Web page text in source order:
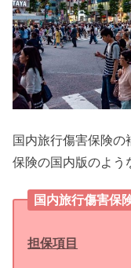
国内旅行傷害保険の
保険の国内版のよう
国内旅行傷害保
担保項目